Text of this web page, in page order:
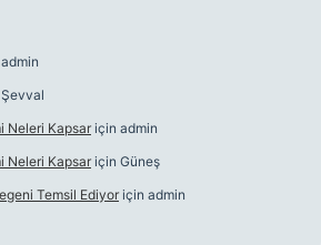
admin
Şevval
Neleri Kapsar için admin
Neleri Kapsar için Güneş
Temsil Ediyoriçin admin